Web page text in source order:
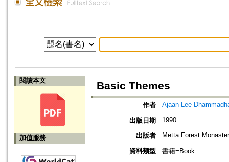
閱讀本文
加值服務
Basic Themes
作者 Ajaan Lee
出版日期 1990
出版者 Metta Forest
資料類型
書籍=Book